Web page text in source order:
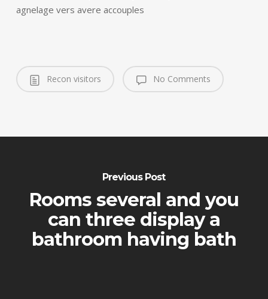
agnelage vers avere accouples
Recon visitors No Comments
Previous Post
Rooms several and you
can three display a
bathroom having bath